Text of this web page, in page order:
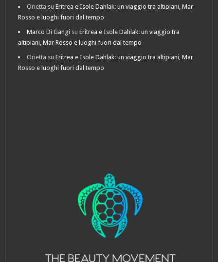
Orietta suEritrea e Isole Dahlak: un viaggio tra altipiani, Mar
Rosso e luoghi fuori dal tempo
Marco Di Gangi suEritrea e Isole Dahlak: un viaggio tra
altipiani, Mar Rosso e luoghi fuori dal tempo
Orietta suEritrea e Isole Dahlak: un viaggio tra altipiani, Mar
Rosso e luoghi fuori dal tempo